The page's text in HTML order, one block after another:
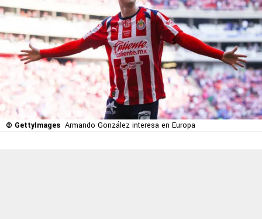
© GettyImages Armando González interesa en Europa